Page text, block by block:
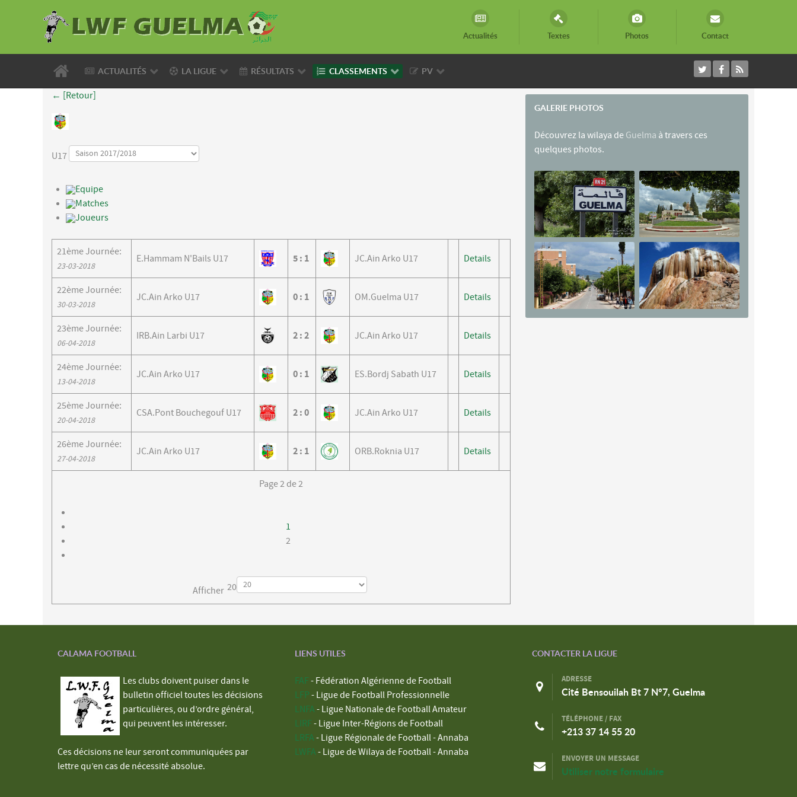
Actualités Textes Photos Contact
ACTUALITÉS LA LIGUE RÉSULTATS CLASSEMENTS PV
← [Retour]
U17
Equipe
Matches
Joueurs
21ème Journée:
23-03-2018
E.Hammam N'Bails U17 5 : 1 JC.Ain Arko U17 Details
22ème Journée:
30-03-2018
JC.Ain Arko U17 0 : 1 OM.Guelma U17 Details
23ème Journée:
06-04-2018
IRB.Ain Larbi U17 2 : 2 JC.Ain Arko U17 Details
24ème Journée:
13-04-2018
JC.Ain Arko U17 0 : 1 ES.Bordj Sabath U17 Details
25ème Journée:
20-04-2018
CSA.Pont Bouchegouf U17 2 : 0 JC.Ain Arko U17 Details
26ème Journée:
27-04-2018
JC.Ain Arko U17 2 : 1 ORB.Roknia U17 Details
Page 2 de 2
1
2
Afficher 20
GALERIE PHOTOS
Découvrez la wilaya de Guelma à travers ces
quelques photos.
CALAMA FOOTBALL
Les clubs doivent puiser dans le
bulletin officiel toutes les décisions
particulières, ou d’ordre général,
qui peuvent les intéresser.
Ces décisions ne leur seront communiquées par
lettre qu’en cas de nécessité absolue.
LIENS UTILES
FAF - Fédération Algérienne de Football
LFP - Ligue de Football Professionnelle
LNFA - Ligue Nationale de Football Amateur
LIRF - Ligue Inter-Régions de Football
LRFA - Ligue Régionale de Football - Annaba
LWFA - Ligue de Wilaya de Football - Annaba
CONTACTER LA LIGUE
ADRESSE
Cité Bensouilah Bt 7 N°7, Guelma
TÉLÉPHONE / FAX
+213 37 14 55 20
ENVOYER UN MESSAGE
Utiliser notre formulaire